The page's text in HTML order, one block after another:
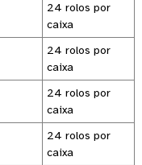
24 rolos por
caixa
24 rolos por
caixa
24 rolos por
caixa
24 rolos por
caixa